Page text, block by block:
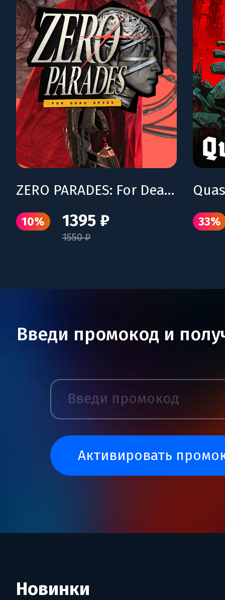
ZERO PARADES: For Dead Spies
10% 1395 ₽
1550 ₽
33%
Введи промокод и
активировать
Новинки